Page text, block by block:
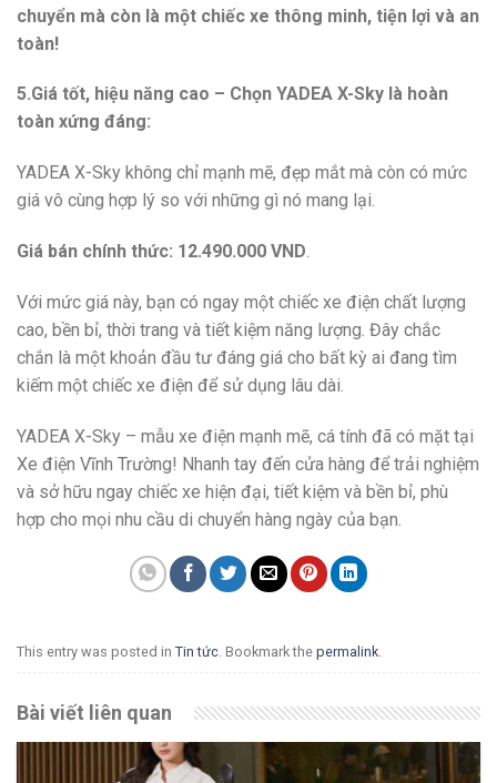
chuyển mà còn là một chiếc xe thông minh, tiện lợi và an
toàn!
5.Giá tốt, hiệu năng cao – Chọn YADEA X-Sky là hoàn
toàn xứng đáng:
YADEA X-Sky không chỉ mạnh mẽ, đẹp mắt mà còn có mức
giá vô cùng hợp lý so với những gì nó mang lại.
Giá bán chính thức: 12.490.000 VND.
Với mức giá này, bạn có ngay một chiếc xe điện chất lượng
cao, bền bỉ, thời trang và tiết kiệm năng lượng. Đây chắc
chắn là một khoản đầu tư đáng giá cho bất kỳ ai đang tìm
kiếm một chiếc xe điện để sử dụng lâu dài.
YADEA X-Sky – mẫu xe điện mạnh mẽ, cá tính đã có mặt tại
Xe điện Vĩnh Trường! Nhanh tay đến cửa hàng để trải nghiệm
và sở hữu ngay chiếc xe hiện đại, tiết kiệm và bền bỉ, phù
hợp cho mọi nhu cầu di chuyển hàng ngày của bạn.
This entry was posted in Tin tức . Bookmark the permalink
Bài viết liên quan